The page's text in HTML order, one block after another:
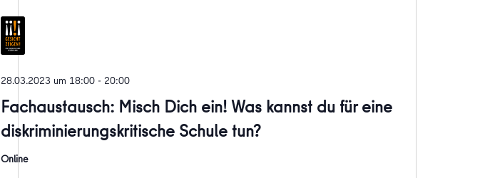
Fachaustausch: Misch Dich ein! Was kannst du für eine
diskriminierungskritische Schule tun?
28.03.2023 um 18:00 - 20:00
Online